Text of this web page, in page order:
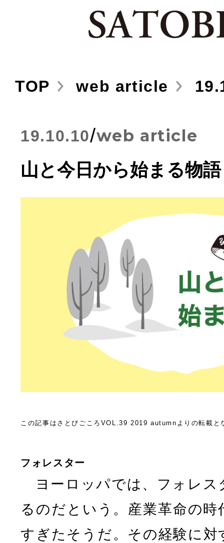
TOP web article
19.10.10/web article
山と今日から始まる物
この記事はさとびごころVOL.39 2019 autumnよりの転載と
フォレスター
ヨーロッパでは、フォレス
るのだという。産業革命の
すぎたそうだ。その経験に対